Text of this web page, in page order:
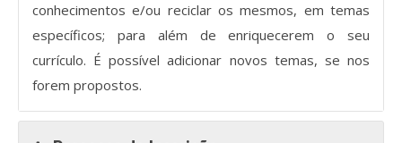
Artigos recentes
Revistas previamente publicadas
Como publicitar na nossa revista
conhecimentos e/ou reciclar os mesmos, em temas
específicos; para além de enriquecerem o seu
currículo. É possível adicionar novos temas, se nos
forem propostos.